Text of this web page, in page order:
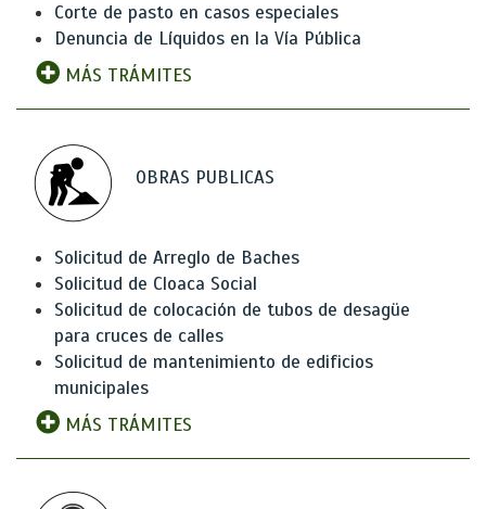
Corte de pasto en casos especiales
Denuncia de Líquidos en la Vía Pública
MÁS TRÁMITES
OBRAS PUBLICAS
Solicitud de Arreglo de Baches
Solicitud de Cloaca Social
Solicitud de colocación de tubos de desagüe
para cruces de calles
Solicitud de mantenimiento de edificios
municipales
MÁS TRÁMITES